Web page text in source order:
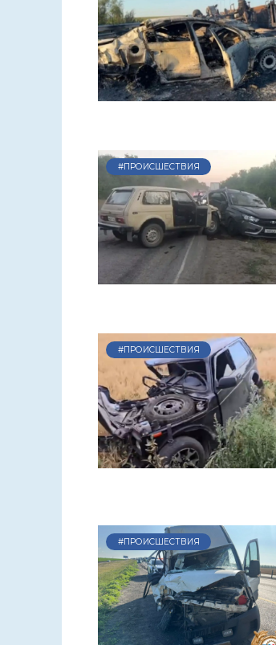
#ПРОИСШЕСТВИЯ
#ПРОИСШЕСТВИЯ
#ПРОИСШЕСТВИЯ